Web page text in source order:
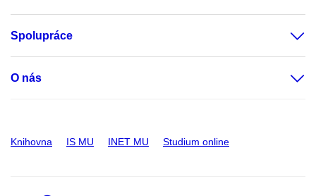
Spolupráce
O nás
Knihovna IS MU INET MU Studium online